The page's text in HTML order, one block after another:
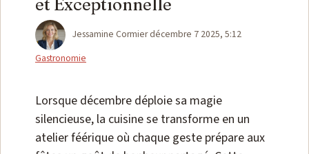
et Exceptionnelle
Jessamine Cormierdécembre 7 2025, 5:12
Gastronomie
Lorsque décembre déploie sa magie
silencieuse, la cuisine se transforme en un
atelier féérique où chaque geste prépare aux